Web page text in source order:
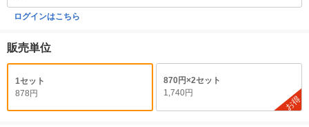
ログインはこちら
販売単位
1セット
878円
870円×2セット
1,740円
お得